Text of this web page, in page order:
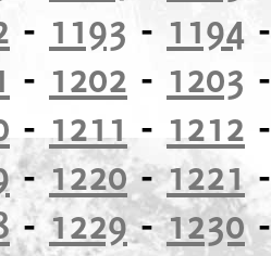
- 1193 - 1194
- 1202 - 1203
- 1211 - 1212
-1220-1221
- 1229-1230